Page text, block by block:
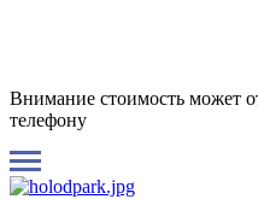
Внимание стоимость может
телефону